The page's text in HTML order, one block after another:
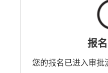
报
您的报名已进入审批